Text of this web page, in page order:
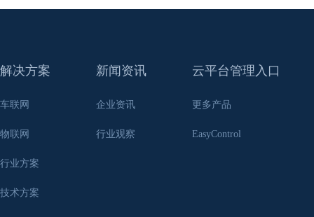
解决方案
车联网
物联网
行业方案
技术方案
新闻资讯
企业资讯
行业观察
云平台管理入口
更多产品
EasyControl